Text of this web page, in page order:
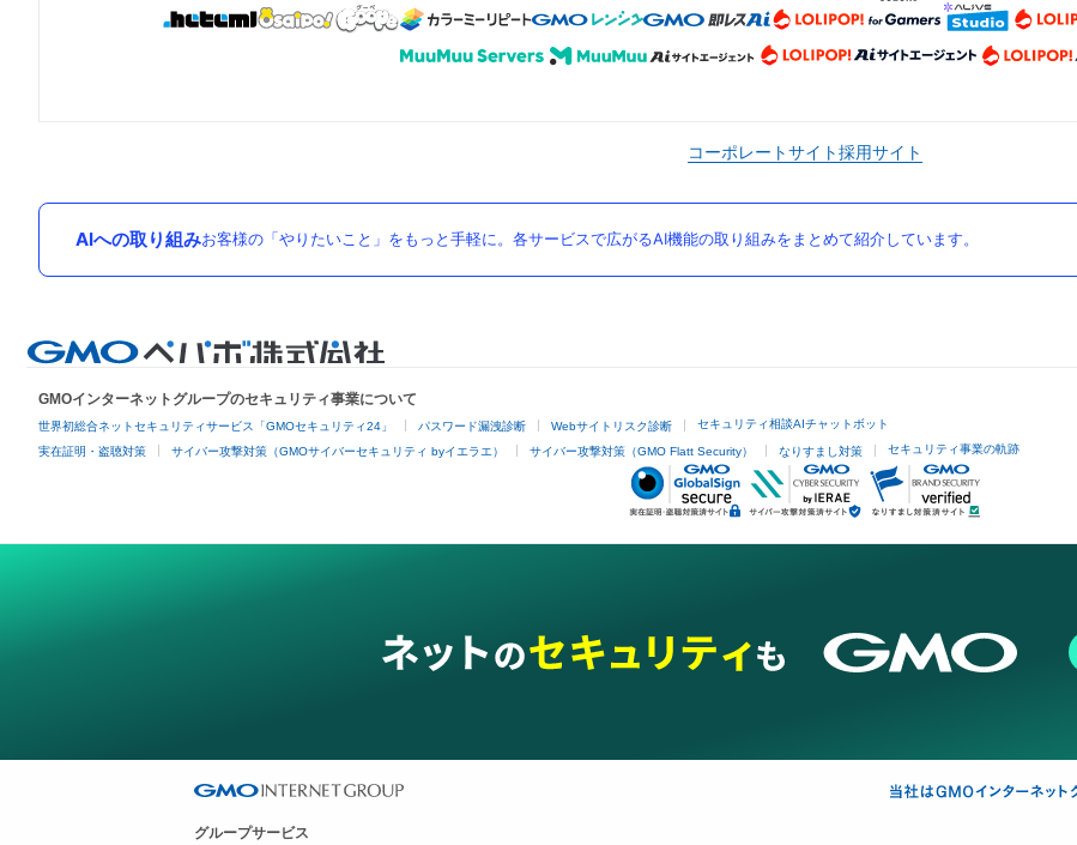
コーポレートサイト採用サイト
AIへの取り組みお客様の「やりたいこと」をもっと手軽に。各サービスで広がるAI機能の取り組みをまとめて紹介しています。
GMOインターネットグループのセキュリティ事業について
世界初総合ネットセキュリティサービス「GMOセキュリティ24」 パスワード漏洩診断 Webサイトリスク診断 セキュリティ相談AIチャットボット
実在証明・盗聴対策 サイバー攻撃対策（GMOサイバーセキュリティ byイエラエ） サイバー攻撃対策（GMO Flatt Security） なりすまし対策 セキュリティ事業の軌跡
グループサービス